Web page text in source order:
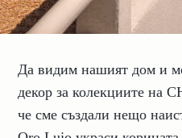
Да видим нашият дом и
декор за колекциите на
че сме създали нещо